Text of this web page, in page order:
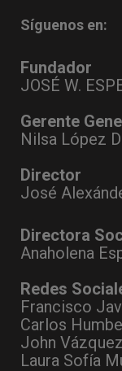
Síguenos en:
Fundador
JOSÉ W.
Gerente
Nilsa López
Director
José
Directora
Anaholena
Redes
Francisco
Carlos
John Vázquez
Laura Sofía